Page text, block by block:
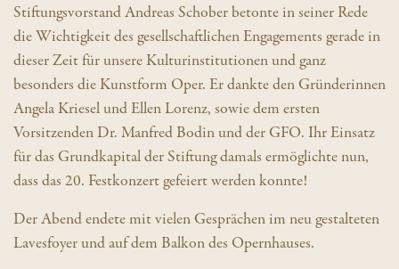
Stiftungsvorstand Andreas Schober betonte in seiner Rede
die Wichtigkeit des gesellschaftlichen Engagements gerade in
dieser Zeit für unsere Kulturinstitutionen und ganz
besonders die Kunstform Oper. Er dankte den Gründerinnen
Angela Kriesel und Ellen Lorenz, sowie dem ersten
Vorsitzenden Dr. Manfred Bodin und der GFO. Ihr Einsatz
für das Grundkapital der Stiftung damals ermöglichte nun,
dass das 20. Festkonzert gefeiert werden konnte!
Der Abend endete mit vielen Gesprächen im neu gestalteten
Lavesfoyer und auf dem Balkon des Opernhauses.